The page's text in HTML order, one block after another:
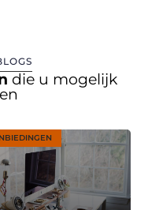
die u mogelijk